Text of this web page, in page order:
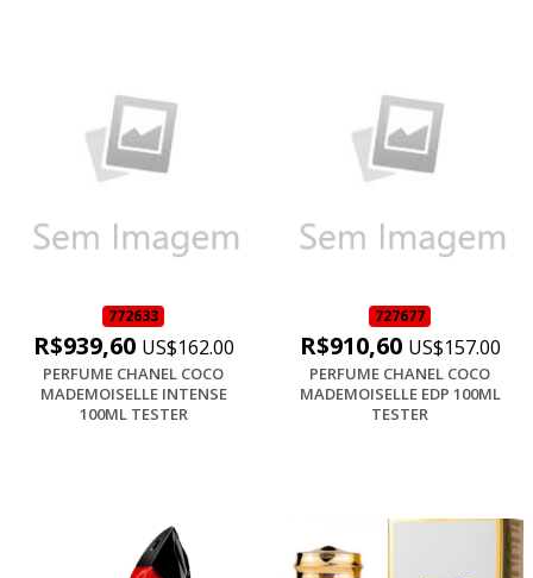
772633
R$939,60 US$162.00
PERFUME CHANEL COCO
MADEMOISELLE INTENSE
100ML TESTER
727677
R$910,60 US$157.00
PERFUME CHANEL COCO
MADEMOISELLE EDP 100ML
TESTER